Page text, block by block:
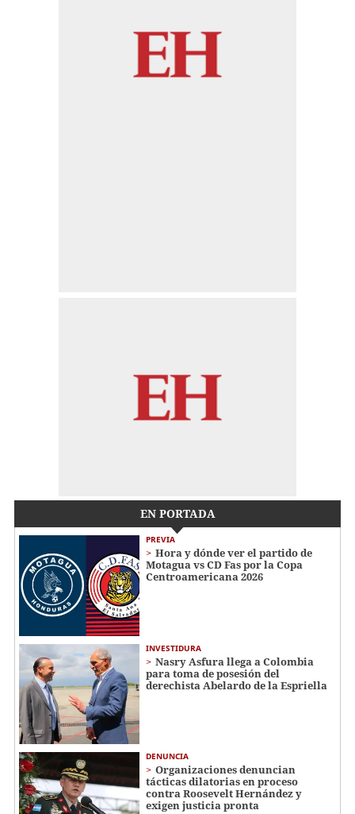
EN PORTADA
PREVIA
Hora y dónde ver el partido de
Motagua vs CD Fas por la Copa
Centroamericana 2026
INVESTIDURA
Nasry Asfura llega a Colombia
para toma de posesión del
derechista Abelardo de la Espriella
DENUNCIA
Organizaciones denuncian
tácticas dilatorias en proceso
contra Roosevelt Hernández y
exigen justicia pronta